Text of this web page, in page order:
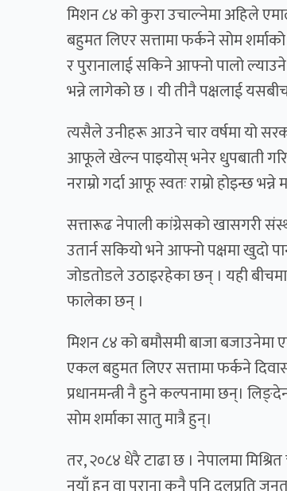
मिशन ८४ को कुरा उचाल्नेमा अहिले
बहुमत लिएर सत्तामा फर्कने सोम
र पुरानालाई सकिने आफ्नो पालो ल्याउने
भन्ने लागेको छ । यी तीनै पक्षलाई
त्यसैले उनीहरू आउने चार वर्षमा यो
आफूले खेल्न पाइयोस् भनेर धुपबाती
नराम्रो गर्दा आफू स्वतः राम्रो होइन्छ
सत्तारूढ नेपाली कांग्रेसको खासगरी
उतार्न सकियो भने आफ्नो पक्षमा खुदो
जोडतोडले उठाइरहेका छन् । यही
फालेका छन् ।
मिशन ८४ को बमौसमी बाजा बजाउनेमा
एकल बहुमत लिएर सत्तामा फर्कने
प्रधानमन्त्री नै हुने कल्पनामा छन्।
सोम शर्माका सातु मात्रै हुन्।
तर, २०८४ धेरै टाढा छ । नेपालमा